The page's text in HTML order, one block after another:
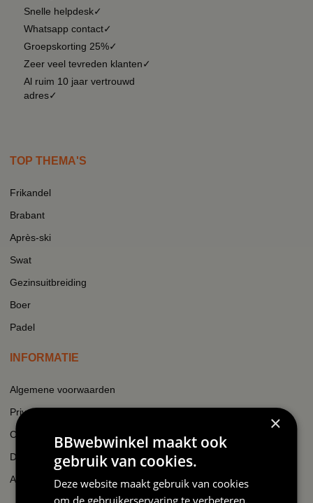
Snelle helpdesk✓
Whatsapp contact✓
Groepskorting 25%✓
Zeer veel tevreden klanten✓
Al ruim 10 jaar vertrouwd
adres✓
TOP THEMA'S
Frikandel
Brabant
Après-ski
Swat
Gezinsuitbreiding
Boer
Padel
INFORMATIE
Algemene voorwaarden
Privacy
Cookie beleid
Disclaimer
AI-transparantieverklaring
×
BBwebwinkel maakt ook
gebruik van cookies.
Deze website maakt gebruik van cookies
om de gebruikerservaring te verbeteren.